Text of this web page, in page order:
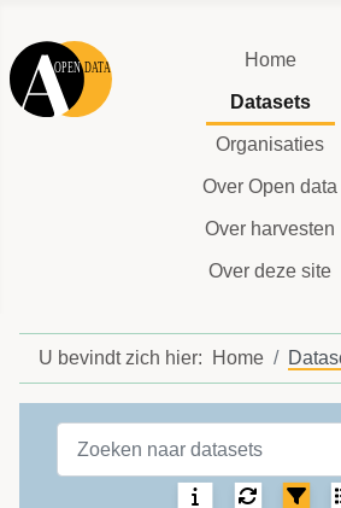
Home
Datasets
Organisaties
Over Open data
Over harvesten
Over deze site
U bevindt zich hier: Home